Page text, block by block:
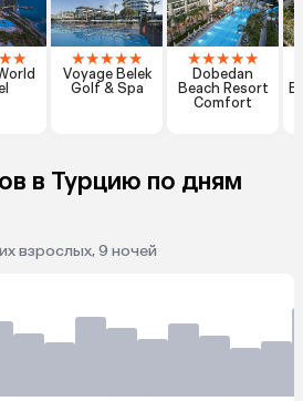
★★ ★★★★★
Voyage Belek
Golf & Spa
★★★★★
Dobedan
Beach Resort
Comfort
в Турцию по дням
взрослых, 9 ночей